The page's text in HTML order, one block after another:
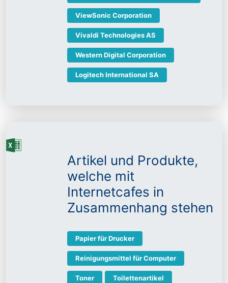
ViewSonic Corporation
Vivaldi Technologies AS
Western Digital Corporation
Logitech International SA
Artikel und Produkte,
welche mit
Internetcafes in
Zusammenhang stehen
Papier für Drucker
Reinigungsmittel für Computer
Toner Toilettenartikel